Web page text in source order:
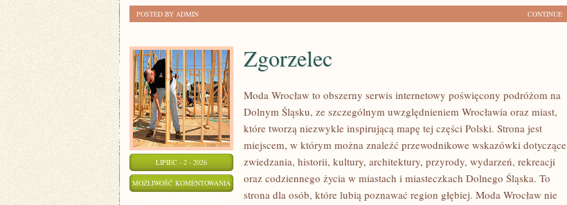
CONTINUE
POSTED BY ADMIN
LIPIEC - 2 - 2026
MOŻLIWOŚĆ KOMENTOWANIA ZGORZELEC
Zgorzelec
Moda Wrocław to obszerny serwis internetowy poświęcony podróżom na
Dolnym Śląsku, ze szczególnym uwzględnieniem Wrocławia oraz miast,
które tworzą niezwykle inspirującą mapę tej części Polski. Strona jest
miejscem, w którym można znaleźć przewodnikowe wskazówki dotyczące
zwiedzania, historii, kultury, architektury, przyrody, wydarzeń, rekreacji
oraz codziennego życia w miastach i miasteczkach Dolnego Śląska. To
strona dla osób, które lubią poznawać region głębiej. Moda Wrocław nie